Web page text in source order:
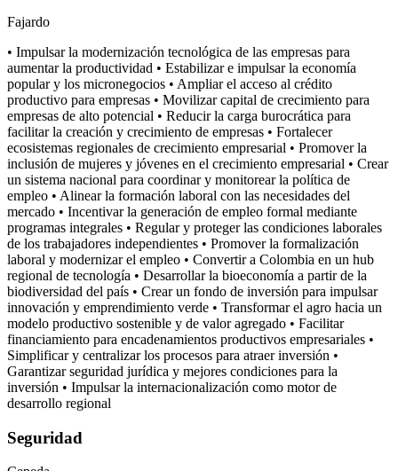
Fajardo
• Impulsar la modernización tecnológica de las empresas para
aumentar la productividad • Estabilizar e impulsar la economía
popular y los micronegocios • Ampliar el acceso al crédito
productivo para empresas • Movilizar capital de crecimiento para
empresas de alto potencial • Reducir la carga burocrática para
facilitar la creación y crecimiento de empresas • Fortalecer
ecosistemas regionales de crecimiento empresarial • Promover la
inclusión de mujeres y jóvenes en el crecimiento empresarial • Crear
un sistema nacional para coordinar y monitorear la política de
empleo • Alinear la formación laboral con las necesidades del
mercado • Incentivar la generación de empleo formal mediante
programas integrales • Regular y proteger las condiciones laborales
de los trabajadores independientes • Promover la formalización
laboral y modernizar el empleo • Convertir a Colombia en un hub
regional de tecnología • Desarrollar la bioeconomía a partir de la
biodiversidad del país • Crear un fondo de inversión para impulsar
innovación y emprendimiento verde • Transformar el agro hacia un
modelo productivo sostenible y de valor agregado • Facilitar
financiamiento para encadenamientos productivos empresariales •
Simplificar y centralizar los procesos para atraer inversión •
Garantizar seguridad jurídica y mejores condiciones para la
inversión • Impulsar la internacionalización como motor de
desarrollo regional
Seguridad